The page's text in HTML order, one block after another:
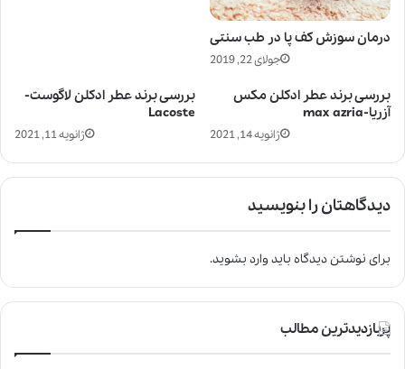
درمان سوزش کف پا در طب سنتی
جولای 22, 2019
بررسی برند عطر ادکلن لاگوست-
Lacoste
ژانویه 11, 2021
بررسی برند عطر ادکلن مکس
آزریا-max azria
ژانویه 14, 2021
دیدگاهتان را بنویسید
برای نوشتن دیدگاه بایدوارد بشوید.
پربازدیدترین مطالب